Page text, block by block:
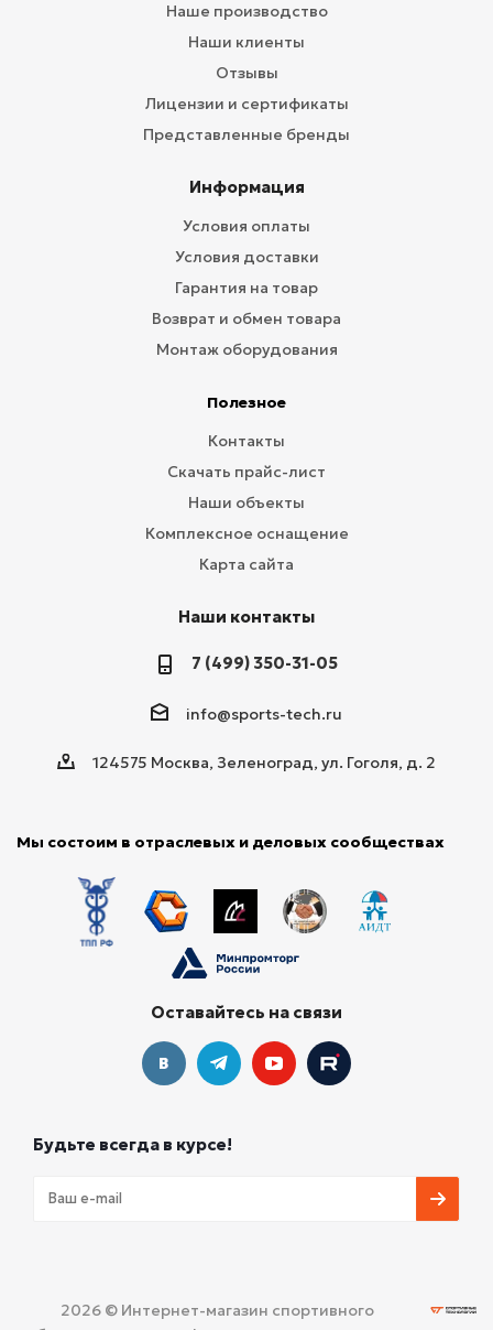
Наше производство
Наши клиенты
Отзывы
Лицензии и сертификаты
Представленные бренды
Информация
Условия оплаты
Условия доставки
Гарантия на товар
Возврат и обмен товара
Монтаж оборудования
Полезное
Контакты
Скачать прайс-лист
Наши объекты
Комплексное оснащение
Карта сайта
Наши контакты
7 (499) 350-31-05
info@sports-tech.ru
124575 Москва, Зеленоград, ул. Гоголя, д. 2
Мы состоим в отраслевых и деловых сообществах
Оставайтесь на связи
Будьте всегда в курсе!
2026 © Интернет-магазин спортивного